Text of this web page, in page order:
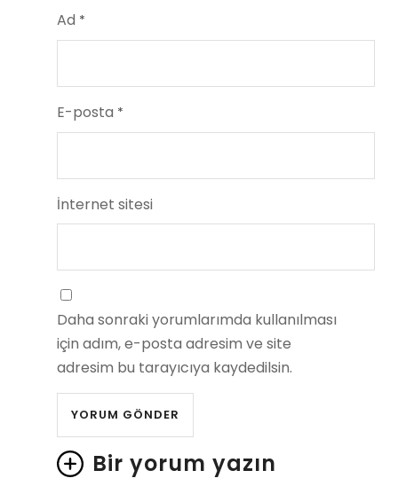
Ad *
E-posta *
İnternet sitesi
Daha sonraki yorumlarımda kullanılması
için adım, e-posta adresim ve site
adresim bu tarayıcıya kaydedilsin.
Bir yorum yazın